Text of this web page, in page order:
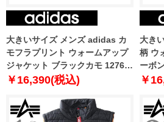
大きいサイズ メンズ adidas カ
モフラプリント ウォームアップ
ジャケット ブラックカモ 1276-
2324-2 3XO 4XO 5XO 6XO 7XO
￥16,390(税込)
大き
柄 ウ
ーボ
5XO
￥